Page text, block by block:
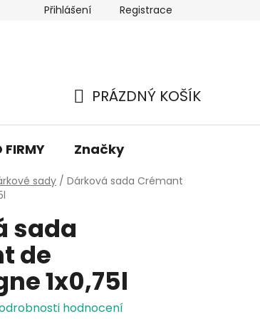
Přihlášení Registrace
KOŠÍK
PRÁZDNÝ KOŠÍK
FIRMY Značky
sady / Dárková sada Crémant
sada
de
1x0,75l
hodnocení